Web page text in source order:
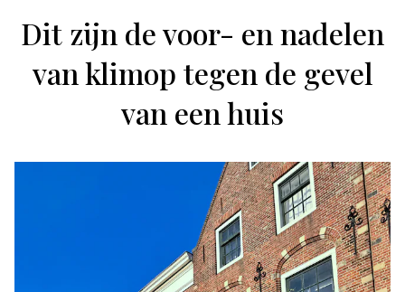
Dit zijn de voor- en nadelen
van klimop tegen de gevel
van een huis